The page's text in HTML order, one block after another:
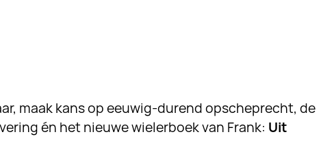
maak kans op eeuwig-durend opscheprecht, de
én het nieuwe wielerboek van Frank: Uit